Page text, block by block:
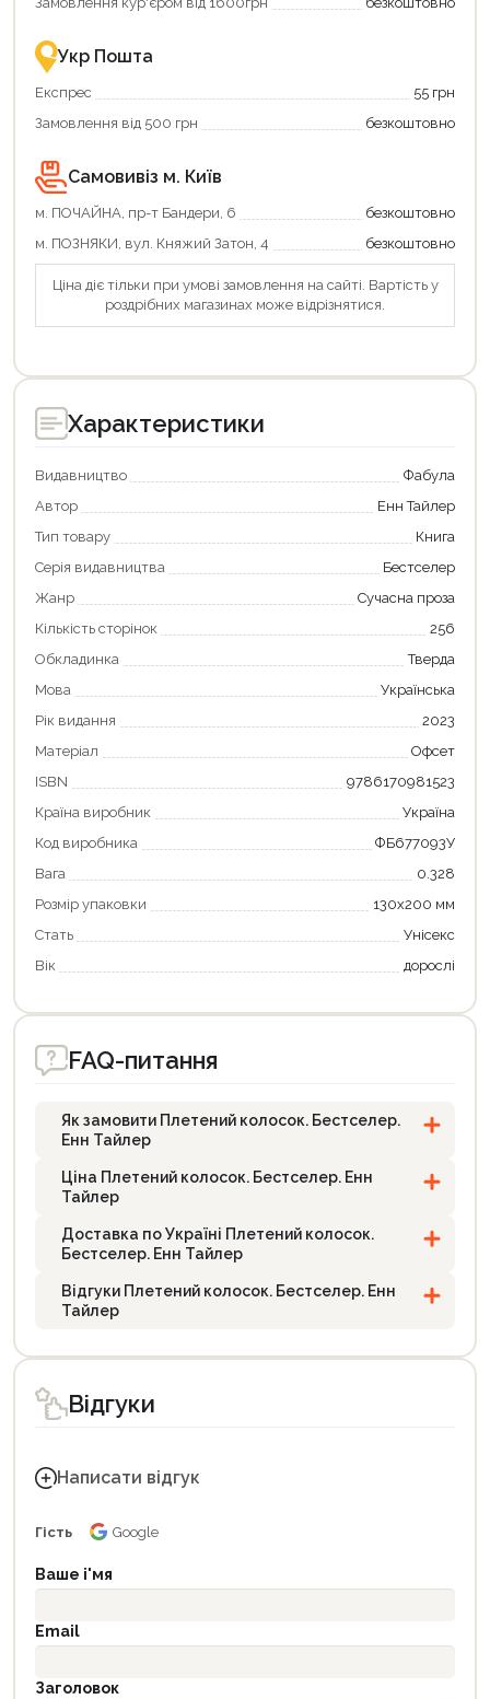
–
зручно
та
разом
державною
підтримкою!
Укр Пошта
Експрес
55 грн
Замовлення від 500 грн
безкоштовно
Самовивіз м. Київ
м. ПОЧАЙНА, пр-т Бандери, 6
безкоштовно
м. ПОЗНЯКИ, вул. Княжий Затон, 4
безкоштовно
Ціна діє тільки при умові замовлення на сайті. Вартість у
роздрібних магазинах може відрізнятися.
Характеристики
Видавництво
Фабула
Автор
Енн Тайлер
Тип товару
Книга
Серія видавництва
Бестселер
Жанр
Сучасна проза
Кількість сторінок
256
Обкладинка
Тверда
Мова
Українська
Рік видання
2023
Матеріал
Офсет
ISBN
9786170981523
Країна виробник
Україна
Код виробника
ФБ677093У
Вага
0.328
Розмір упаковки
130х200 мм
Стать
Унісекс
Вік
дорослі
FAQ-питання
Як замовити Плетений колосок. Бестселер.
Енн Тайлер
Ціна Плетений колосок. Бестселер. Енн
Тайлер
Доставка по Україні Плетений колосок.
Бестселер. Енн Тайлер
Відгуки Плетений колосок. Бестселер. Енн
Тайлер
Відгуки
Написати відгук
Гість Google
Ваше і'мя
Email
Заголовок